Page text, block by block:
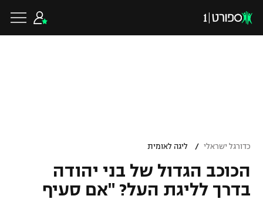
ליגה לאומית
גביע הטוטו
כדורגל עולמי
ליגת האלופות
כדורסל ישראלי
כדורגל ישראלי / ליגה לאומית
הכוכב הגדול של בני יהודה
בדרך לליגת העל? "אם סעיף